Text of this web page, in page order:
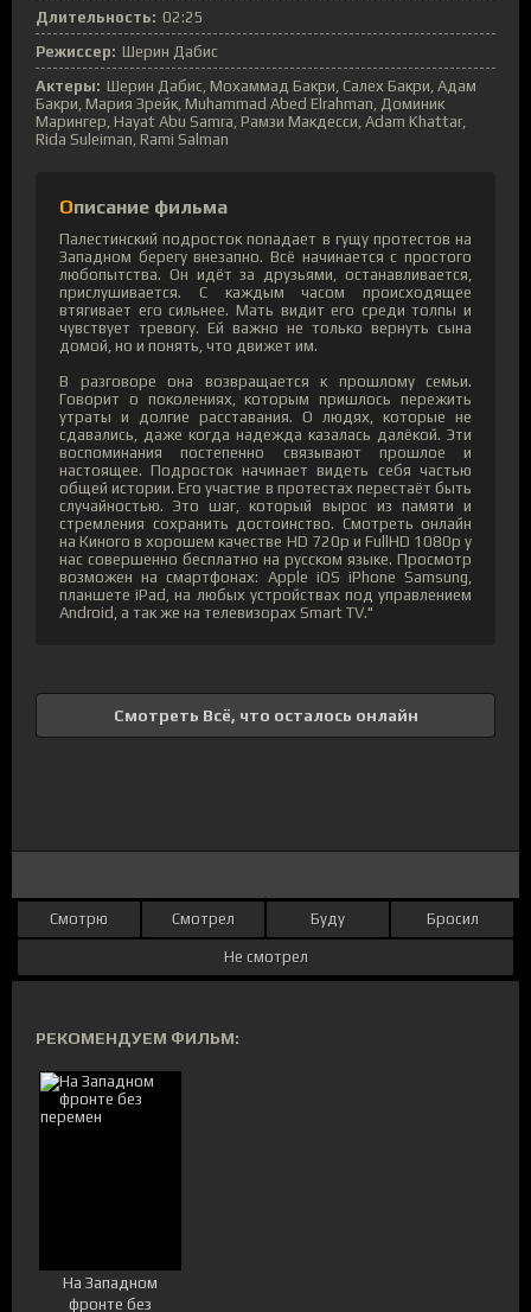
Длительность: 02:25
Режиссер: Шерин Дабис
Актеры: Шерин Дабис, Мохаммад Бакри, Салех Бакри, Адам
Бакри, Мария Зрейк, Muhammad Abed Elrahman, Доминик
Марингер, Hayat Abu Samra, Рамзи Макдесси, Adam Khattar,
Rida Suleiman, Rami Salman
Описание фильма
Палестинский подросток попадает в гущу протестов на
Западном берегу внезапно. Всё начинается с простого
любопытства. Он идёт за друзьями, останавливается,
прислушивается. С каждым часом происходящее
втягивает его сильнее. Мать видит его среди толпы и
чувствует тревогу. Ей важно не только вернуть сына
домой, но и понять, что движет им.
В разговоре она возвращается к прошлому семьи.
Говорит о поколениях, которым пришлось пережить
утраты и долгие расставания. О людях, которые не
сдавались, даже когда надежда казалась далёкой. Эти
воспоминания постепенно связывают прошлое и
настоящее. Подросток начинает видеть себя частью
общей истории. Его участие в протестах перестаёт быть
случайностью. Это шаг, который вырос из памяти и
стремления сохранить достоинство. Смотреть онлайн
на Киного в хорошем качестве HD 720p и FullHD 1080p у
нас совершенно бесплатно на русском языке. Просмотр
возможен на смартфонах: Apple iOS iPhone Samsung,
планшете iPad, на любых устройствах под управлением
Android, а так же на телевизорах Smart TV."
Смотреть Всё, что осталось онлайн
Смотрю Смотрел Буду Бросил
Не смотрел
РЕКОМЕНДУЕМ ФИЛЬМ:
На Западном
фронте без